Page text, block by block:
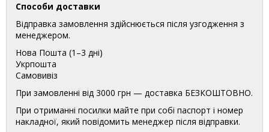
Способи доставки
Відправка замовлення здійснюється після узгодження з
менеджером.
Нова Пошта (1–3 дні)
Укрпошта
Самовивіз
При замовленні від 3000 грн — доставка БЕЗКОШТОВНО.
При отриманні посилки майте при собі паспорт і номер
накладної, який повідомить менеджер після відправки.